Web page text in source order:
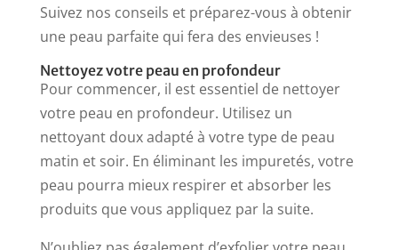
Suivez nos conseils et préparez-vous à obtenir
une peau parfaite qui fera des envieuses !
Nettoyez votre peau en profondeur
Pour commencer, il est essentiel de nettoyer
votre peau en profondeur. Utilisez un
nettoyant doux adapté à votre type de peau
matin et soir. En éliminant les impuretés, votre
peau pourra mieux respirer et absorber les
produits que vous appliquez par la suite.